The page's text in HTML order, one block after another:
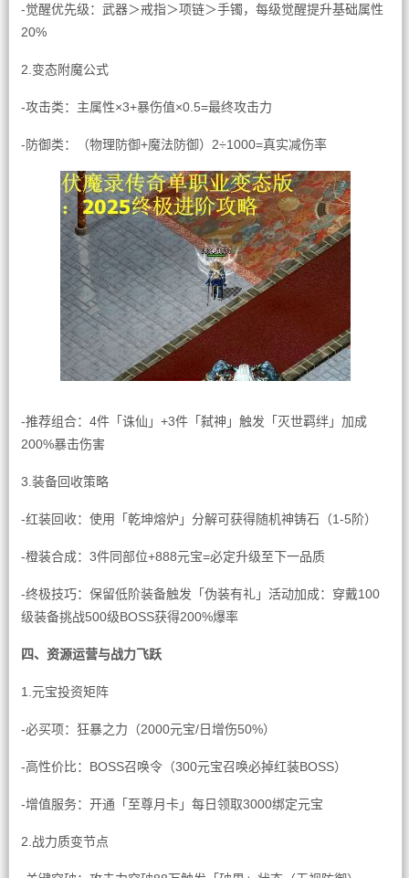
-觉醒优先级：武器＞戒指＞项链＞手镯，每级觉醒提升基础属性
20%
2.变态附魔公式
-攻击类：主属性×3+暴伤值×0.5=最终攻击力
-防御类：（物理防御+魔法防御）2÷1000=真实减伤率
-推荐组合：4件「诛仙」+3件「弑神」触发「灭世羁绊」加成
200%暴击伤害
3.装备回收策略
-红装回收：使用「乾坤熔炉」分解可获得随机神铸石（1-5阶）
-橙装合成：3件同部位+888元宝=必定升级至下一品质
-终极技巧：保留低阶装备触发「伪装有礼」活动加成：穿戴100
级装备挑战500级BOSS获得200%爆率
四、资源运营与战力飞跃
1.元宝投资矩阵
-必买项：狂暴之力（2000元宝/日增伤50%）
-高性价比：BOSS召唤令（300元宝召唤必掉红装BOSS）
-增值服务：开通「至尊月卡」每日领取3000绑定元宝
2.战力质变节点